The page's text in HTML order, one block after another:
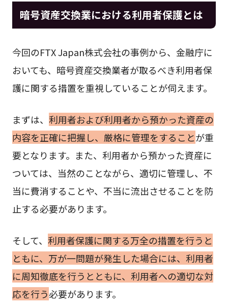
暗号資産交換業における利用者保護とは
今回のFTX Japan株式会社の事例から、金融庁に
おいても、暗号資産交換業者が取るべき利用者保
護に関する措置を重視していることが伺えます。
まずは、 利用者および利用者から預かった資産の
内容を正確に把握し、厳格に管理をすることが重
要となります。また、利用者から預かった資産に
ついては、当然のことながら、適切に管理し、不
当に費消することや、不当に流出させることを防
止する必要があります。
そして、 利用者保護に関する万全の措置を行うと
ともに、万が一問題が発生した場合には、利用者
に周知徹底を行うとともに、利用者への適切な対
応を行う必要があります。